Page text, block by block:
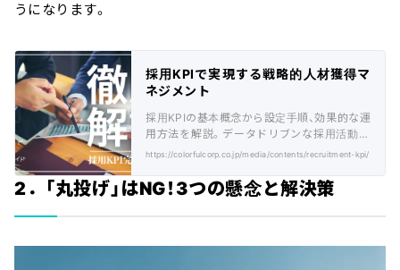
うになります。
採用KPIで実現する戦略的人材獲得マ
ネジメント
採用KPIの基本概念から設定手順、効果的な運
用方法を解説。データドリブンな採用活動で
人材獲得の効率と質を向上させるアプローチ
https://colorfulcorp.co.jp/media/contents/recruitment-kpi/
2．「丸投げ」はNG！3つの懸念と解決策